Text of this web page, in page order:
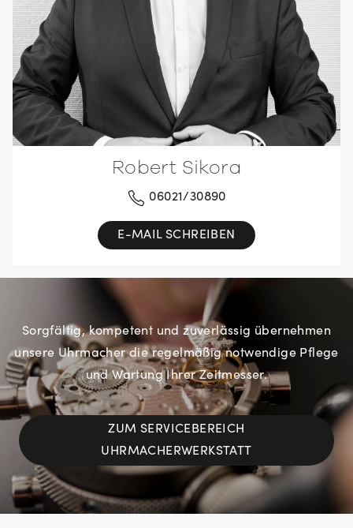
Robert Sikora
06021/30890
E-MAIL SCHREIBEN
Sorgfältig, kompetent und zuverlässig übernehmen
unsere Uhrmacher die regelmäßig notwendige Pflege
und Wartung Ihrer Zeitmesser.
ZUM SERVICEBEREICH
UHRMACHERWERKSTATT